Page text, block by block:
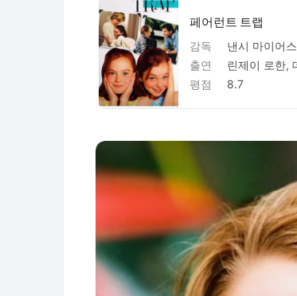
페어런트 트랩
감독
낸시 마이어스
출연
평점
8.7